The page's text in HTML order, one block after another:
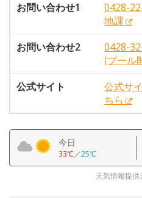
お問い合わせ1
0428-
地課
お問い合わせ2
0428-
(プール
公式サイト
公式サ
ちら
今日
33℃／25℃
天気情報提